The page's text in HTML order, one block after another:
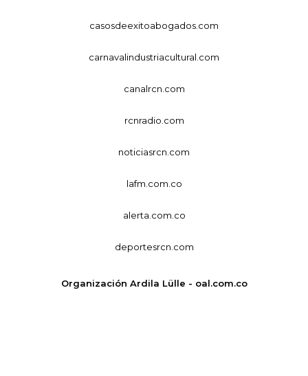
casosdeexitoabogados.com
carnavalindustriacultural.com
canalrcn.com
rcnradio.com
noticiasrcn.com
lafm.com.co
alerta.com.co
deportesrcn.com
Organización Ardila Lülle - oal.com.co